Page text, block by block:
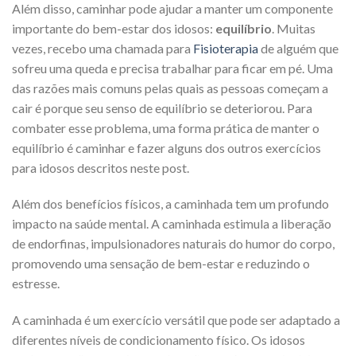
Além disso, caminhar pode ajudar a manter um componente
importante do bem-estar dos idosos: equilíbrio . Muitas
vezes, recebo uma chamada para Fisioterapiade alguém que
sofreu uma queda e precisa trabalhar para ficar em pé. Uma
das razões mais comuns pelas quais as pessoas começam a
cair é porque seu senso de equilíbrio se deteriorou. Para
combater esse problema, uma forma prática de manter o
equilíbrio é caminhar e fazer alguns dos outros exercícios
para idosos descritos neste post.
Além dos benefícios físicos, a caminhada tem um profundo
impacto na saúde mental. A caminhada estimula a liberação
de endorfinas, impulsionadores naturais do humor do corpo,
promovendo uma sensação de bem-estar e reduzindo o
estresse.
A caminhada é um exercício versátil que pode ser adaptado a
diferentes níveis de condicionamento físico. Os idosos